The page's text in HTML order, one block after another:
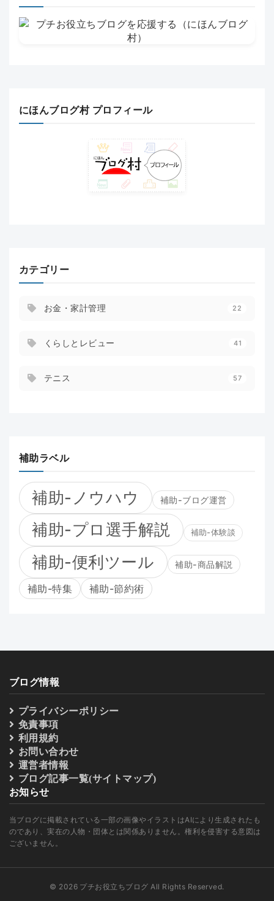
にほんブログ村 プロフィール
カテゴリー
お金・家計管理 22
くらしとレビュー 41
テニス 57
補助ラベル
補助-ノウハウ 補助-ブログ運営
補助-プロ選手解説 補助-体験談
補助-便利ツール 補助-商品解説
補助-特集 補助-節約術
ブログ情報
プライバシーポリシー
免責事項
利用規約
お問い合わせ
運営者情報
ブログ記事一覧(サイトマップ)
お知らせ
当ブログに掲載されている一部の画像やイラストはAIにより生成されたも
のであり、実在の人物・団体とは関係ありません。権利を侵害する意図は
ございません。
© 2026 プチお役立ちブログ All Rights Reserved.